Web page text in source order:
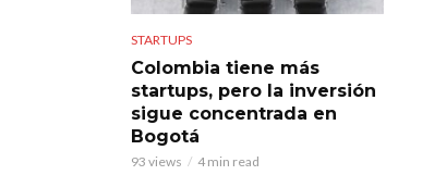
STARTUPS
Colombia tiene más
startups, pero la inversión
sigue concentrada en
Bogotá
93 views 4 min read